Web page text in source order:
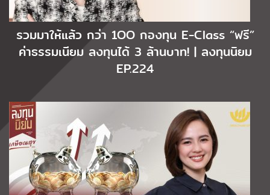
รวมมาให้แล้ว กว่า 1OO กองทุน E-Class “ฟรี”
ค่าธรรมเนียม ลงทุนได้ 3 ล้านบาท! | ลงทุนนิยม
EP.224